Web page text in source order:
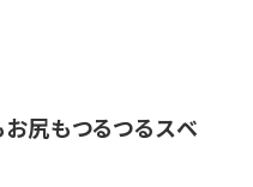
尻もつるつるスベ